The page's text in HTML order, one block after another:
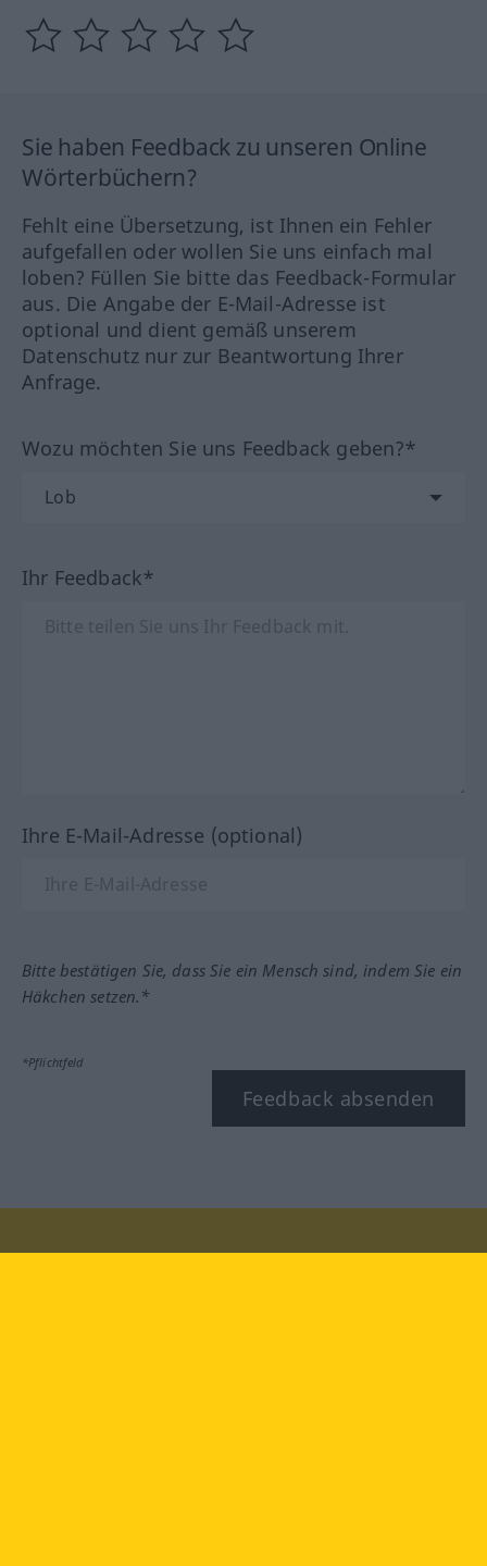
Sie haben Feedback zu unseren Online
Wörterbüchern?
Fehlt eine Übersetzung, ist Ihnen ein Fehler
aufgefallen oder wollen Sie uns einfach mal
loben? Füllen Sie bitte das Feedback-Formular
aus. Die Angabe der E-Mail-Adresse ist
optional und dient gemäß unserem
Datenschutz nur zur Beantwortung Ihrer
Anfrage.
Wozu möchten Sie uns Feedback geben?*
Ihr Feedback*
Ihre E-Mail-Adresse (optional)
Bitte bestätigen Sie, dass Sie ein Mensch sind, indem Sie ein
Häkchen setzen.*
*Pflichtfeld
Feedback absenden